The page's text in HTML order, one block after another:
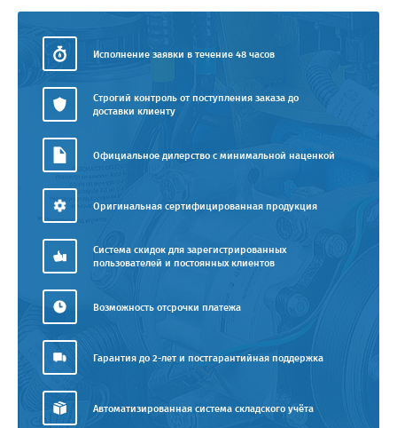
Исполнение заявки в течение 48 часов
Строгий контроль от поступления заказа до
доставки клиенту
Официальное дилерство с минимальной наценкой
Оригинальная сертифицированная продукция
Система скидок для зарегистрированных
пользователей и постоянных клиентов
Возможность отсрочки платежа
Гарантия до 2-лет и постгарантийная поддержка
Автоматизированная система складского учёта